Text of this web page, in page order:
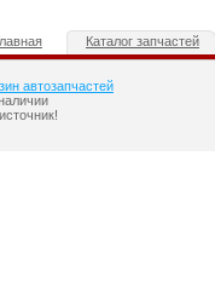
Каталог запчастей
автозапчастей